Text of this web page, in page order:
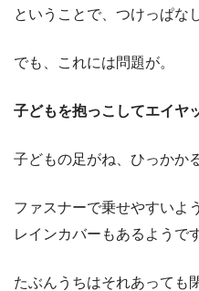
ということで、つけっぱな
でも、これには問題が。
子どもを抱っこしてエイヤ
子どもの足がね、ひっかか
ファスナーで乗せやすいよ
レインカバーもあるようで
たぶんうちはそれあっても